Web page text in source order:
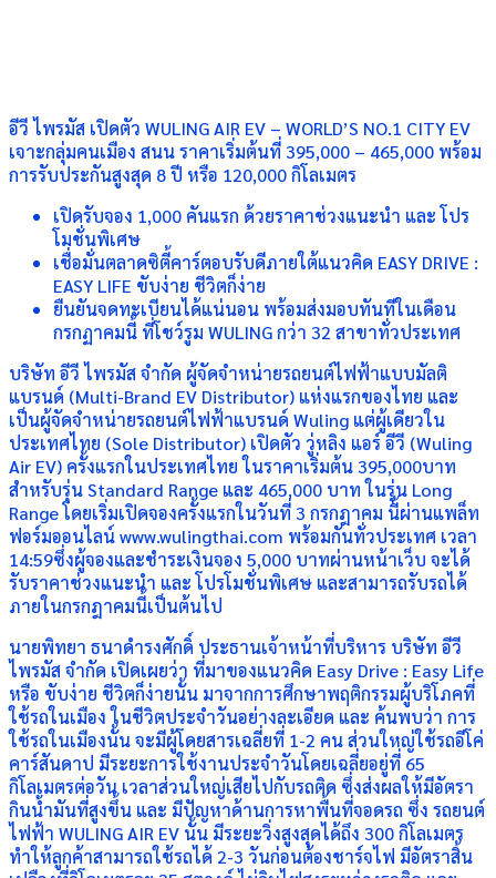
อีวี ไพรมัส เปิดตัว WULING AIR EV – WORLD’S NO.1 CITY EV
เจาะกลุ่มคนเมือง สนน ราคาเริ่มต้นที่ 395,000 – 465,000 พร้อม
การรับประกันสูงสุด 8 ปี หรือ 120,000 กิโลเมตร
เปิดรับจอง 1,000 คันแรก ด้วยราคาช่วงแนะนำ และ โปร
โมชั่นพิเศษ
เชื่อมั่นตลาดซิตี้คาร์ตอบรับดีภายใต้แนวคิด EASY DRIVE :
EASY LIFE ขับง่าย ชีวิตก็ง่าย
ยืนยันจดทะเบียนได้แน่นอน พร้อมส่งมอบทันทีในเดือน
กรกฏาคมนี้ ที่โชว์รูม WULING กว่า 32 สาขาทั่วประเทศ
บริษัท อีวี ไพรมัส จำกัด ผู้จัดจำหน่ายรถยนต์ไฟฟ้าแบบมัลติ
แบรนด์ (Multi-Brand EV Distributor) แห่งแรกของไทย และ
เป็นผู้จัดจำหน่ายรถยนต์ไฟฟ้าแบรนด์ Wuling แต่ผู้เดียวใน
ประเทศไทย (Sole Distributor) เปิดตัว วู่หลิง แอร์ อีวี (Wuling
Air EV) ครั้งแรกในประเทศไทย ในราคาเริ่มต้น 395,000บาท
สำหรับรุ่น Standard Range และ 465,000 บาท ในรุ่น Long
Range โดยเริ่มเปิดจองครั้งแรกในวันที่ 3 กรกฎาคม นี้ผ่านแพล็ท
ฟอร์มออนไลน์ www.wulingthai.com พร้อมกันทั่วประเทศ เวลา
14:59ซึ่งผู้จองและชำระเงินจอง 5,000 บาทผ่านหน้าเว็บ จะได้
รับราคาช่วงแนะนำ และ โปรโมชั่นพิเศษ และสามารถรับรถได้
ภายในกรกฎาคมนี้เป็นต้นไป
นายพิทยา ธนาดำรงศักดิ์ ประธานเจ้าหน้าที่บริหาร บริษัท อีวี
ไพรมัส จำกัด เปิดเผยว่า ที่มาของแนวคิด Easy Drive : Easy Life
หรือ ขับง่าย ชีวิตก็ง่ายนั้น มาจากการศึกษาพฤติกรรมผู้บริโภคที่
ใช้รถในเมือง ในชีวิตประจำวันอย่างละเอียด และ ค้นพบว่า การ
ใช้รถในเมืองนั้น จะมีผู้โดยสารเฉลี่ยที่ 1-2 คน ส่วนใหญ่ใช้รถอีโค่
คาร์สันดาป มีระยะการใช้งานประจำวันโดยเฉลี่ยอยู่ที่ 65
กิโลเมตรต่อวัน เวลาส่วนใหญ่เสียไปกับรถติด ซึ่งส่งผลให้มีอัตรา
กินน้ำมันที่สูงขึ้น และ มีปัญหาด้านการหาพื้นที่จอดรถ ซึ่ง รถยนต์
ไฟฟ้า WULING AIR EV นั้น มีระยะวิ่งสูงสุดได้ถึง 300 กิโลเมตร
ทำให้ลูกค้าสามารถใช้รถได้ 2-3 วันก่อนต้องชาร์จไฟ มีอัตราสิ้น